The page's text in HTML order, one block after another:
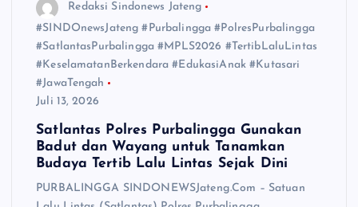
Redaksi Sindonews Jateng
#SINDOnewsJateng #Purbalingga #PolresPurbalingga
#SatlantasPurbalingga #MPLS2026 #TertibLaluLintas
#KeselamatanBerkendara #EdukasiAnak #Kutasari
#JawaTengah
Juli 13, 2026
Satlantas Polres Purbalingga Gunakan
Badut dan Wayang untuk Tanamkan
Budaya Tertib Lalu Lintas Sejak Dini
PURBALINGGA SINDONEWSJateng.Com – Satuan